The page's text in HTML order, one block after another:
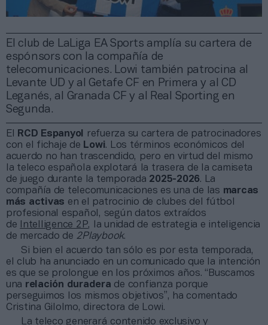
El club de LaLiga EA Sports amplía su cartera de
espónsors con la compañía de
telecomunicaciones. Lowi también patrocina al
Levante UD y al Getafe CF en Primera y al CD
Leganés, al Granada CF y al Real Sporting en
Segunda.
El RCD Espanyol
refuerza su cartera de patrocinadores
con el fichaje de Lowi. Los términos económicos del
acuerdo no han trascendido, pero en virtud del mismo
la teleco española explotará la trasera de la camiseta
de juego durante la temporada 2025-2026. La
compañía de telecomunicaciones es una de las marcas
más activas en el patrocinio de clubes del fútbol
profesional español, según datos extraídos
de
Intelligence 2P, la unidad de estrategia e inteligencia
de mercado de 2Playbook.
Si bien el acuerdo tan sólo es por esta temporada,
el club ha anunciado en un comunicado que la intención
es que se prolongue en los próximos años. “Buscamos
una relación duradera de confianza porque
perseguimos los mismos objetivos”, ha comentado
Cristina Gilolmo, directora de Lowi.
La teleco generará contenido exclusivo y